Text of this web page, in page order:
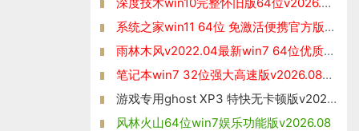
系统之家win11 64位 免激活便携官方版v2021.11
雨林木风v2022.04最新win7 64位优质专业版
笔记本win7 32位强大高速版v2026.08免激活
游戏专用ghost XP3 特快无卡顿版v2026.08
风林火山64位win7娱乐功能版v2026.08